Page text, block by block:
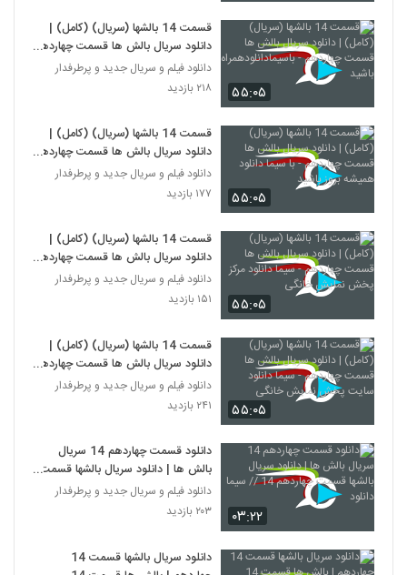
۵۵:۰۵
قسمت 14 بالشها (سریال) (کامل) |
دانلود سریال بالش ها قسمت چهاردهم
- باسیمادانلودهمراه باشید
دانلود فیلم و سریال جدید و پرطرفدار
۲۱۸ بازدید
۵۵:۰۵
قسمت 14 بالشها (سریال) (کامل) |
دانلود سریال بالش ها قسمت چهاردهم
- با سیما دانلود همیشه بروز باشید
دانلود فیلم و سریال جدید و پرطرفدار
۱۷۷ بازدید
۵۵:۰۵
قسمت 14 بالشها (سریال) (کامل) |
دانلود سریال بالش ها قسمت چهاردهم
- سیما دانلود مرکز پخش نمایش
خانگی
دانلود فیلم و سریال جدید و پرطرفدار
۱۵۱ بازدید
۵۵:۰۵
قسمت 14 بالشها (سریال) (کامل) |
دانلود سریال بالش ها قسمت چهاردهم
- سیما دانلود سایت پخش نمایش
خانگی
دانلود فیلم و سریال جدید و پرطرفدار
۲۴۱ بازدید
۰۳:۲۲
دانلود قسمت چهاردهم 14 سریال
بالش ها | دانلود سریال بالشها قسمت
چهاردهم 14 // سیما دانلود
دانلود فیلم و سریال جدید و پرطرفدار
۲۰۳ بازدید
دانلود سریال بالشها قسمت 14